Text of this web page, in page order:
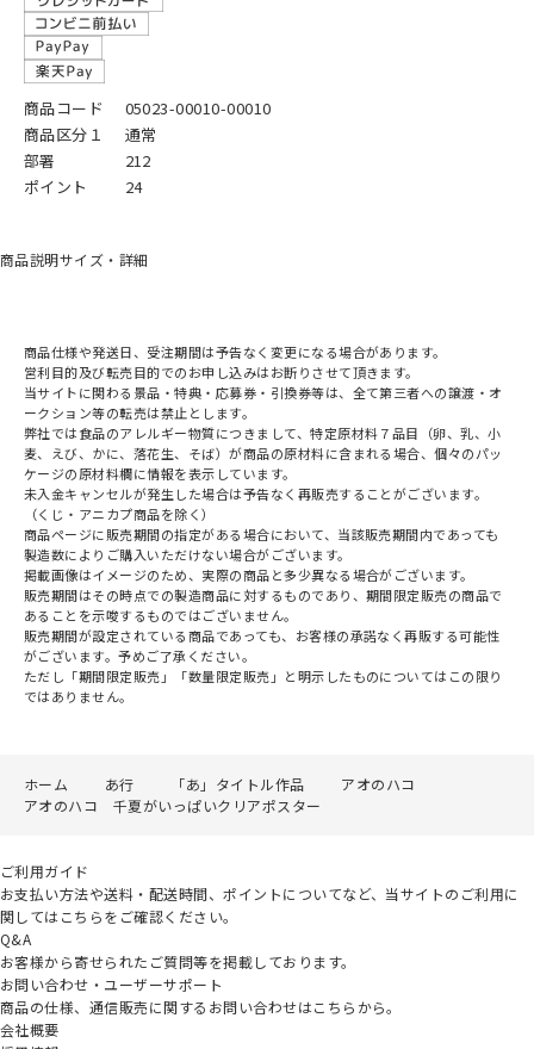
商品コード
05023-00010-00010
商品区分１
通常
部署
212
ポイント
24
商品説明サイズ・詳細
商品仕様や発送日、受注期間は予告なく変更になる場合があります。
営利目的及び転売目的でのお申し込みはお断りさせて頂きます。
当サイトに関わる景品・特典・応募券・引換券等は、全て第三者への譲渡・オ
ークション等の転売は禁止とします。
弊社では食品のアレルギー物質につきまして、特定原材料７品目（卵、乳、小
麦、えび、かに、落花生、そば）が商品の原材料に含まれる場合、個々のパッ
ケージの原材料欄に情報を表示しています。
未入金キャンセルが発生した場合は予告なく再販売することがございます。
（くじ・アニカプ商品を除く）
商品ページに販売期間の指定がある場合において、当該販売期間内であっても
製造数によりご購入いただけない場合がございます。
掲載画像はイメージのため、実際の商品と多少異なる場合がございます。
販売期間はその時点での製造商品に対するものであり、期間限定販売の商品で
あることを示唆するものではございません。
販売期間が設定されている商品であっても、お客様の承諾なく再販する可能性
がございます。予めご了承ください。
ただし「期間限定販売」「数量限定販売」と明示したものについてはこの限り
ではありません。
ホーム あ行 「あ」タイトル作品
アオのハコ
アオのハコ 千夏がいっぱいクリアポスター
ご利用ガイド
お支払い方法や送料・配送時間、ポイントについてなど、当サイトのご利用に
関してはこちらをご確認ください。
Q&A
お客様から寄せられたご質問等を掲載しております。
お問い合わせ・ユーザーサポート
商品の仕様、通信販売に関するお問い合わせはこちらから。
会社概要